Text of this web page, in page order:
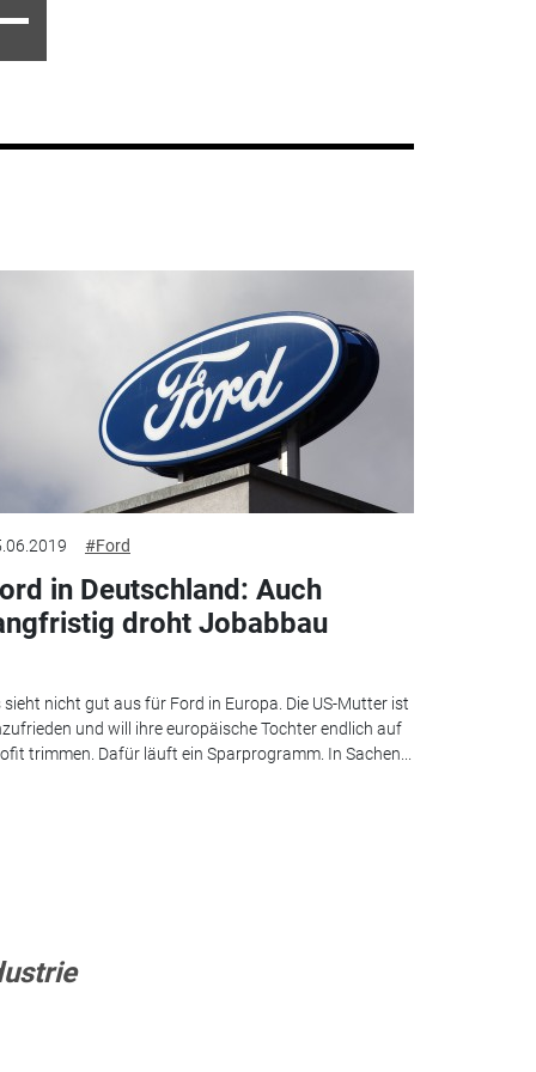
#Ford
in Deutschland: Auch
droht Jobabbau
sieht nicht gut aus für Ford in Europa. Die US-Mutter ist
und will ihre europäische Tochter endlich auf
trimmen. Dafür läuft ein Sparprogramm. In Sachen...